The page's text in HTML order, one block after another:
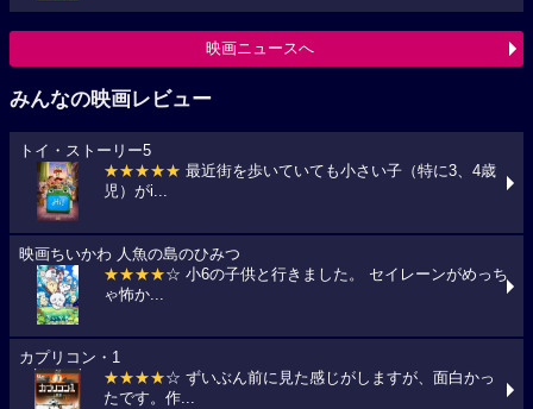
映画ニュースへ
みんなの映画レビュー
トイ・ストーリー5
★★★★★ 最近街を歩いていても小さい子（特に3、4歳
児）がi...
映画ちいかわ 人魚の島のひみつ
★★★★☆ 小6の子供と行きました。 セイレーンがめっち
ゃ怖か...
カプリコン・1
★★★★☆ ずいぶん前に見た感じがしますが、面白かっ
たです。作...